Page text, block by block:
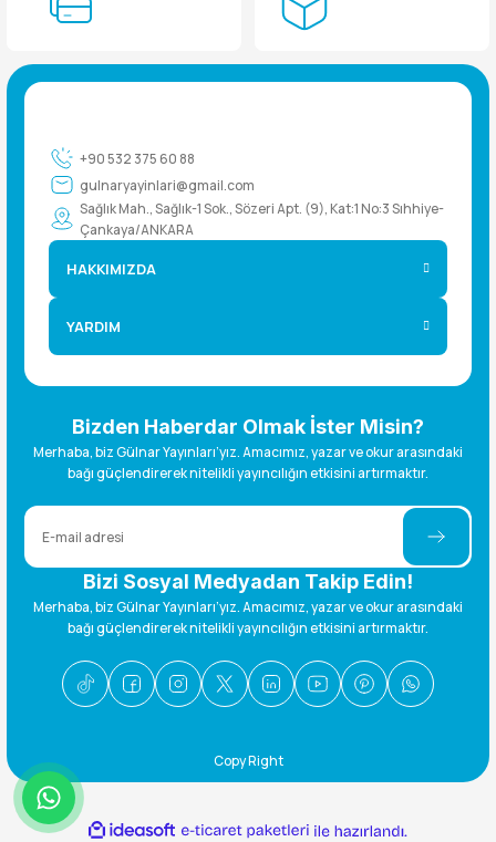
+90 532 375 60 88
gulnaryayinlari@gmail.com
Sağlık Mah., Sağlık-1 Sok., Sözeri Apt. (9), Kat:1 No:3 Sıhhiye-
Çankaya/ANKARA
HAKKIMIZDA
YARDIM
Bizden Haberdar Olmak İster Misin?
Merhaba, biz Gülnar Yayınları’yız. Amacımız, yazar ve okur arasındaki
bağı güçlendirerek nitelikli yayıncılığın etkisini artırmaktır.
Bizi Sosyal Medyadan Takip Edin!
Merhaba, biz Gülnar Yayınları’yız. Amacımız, yazar ve okur arasındaki
bağı güçlendirerek nitelikli yayıncılığın etkisini artırmaktır.
Copy Right
ideasoft
e-